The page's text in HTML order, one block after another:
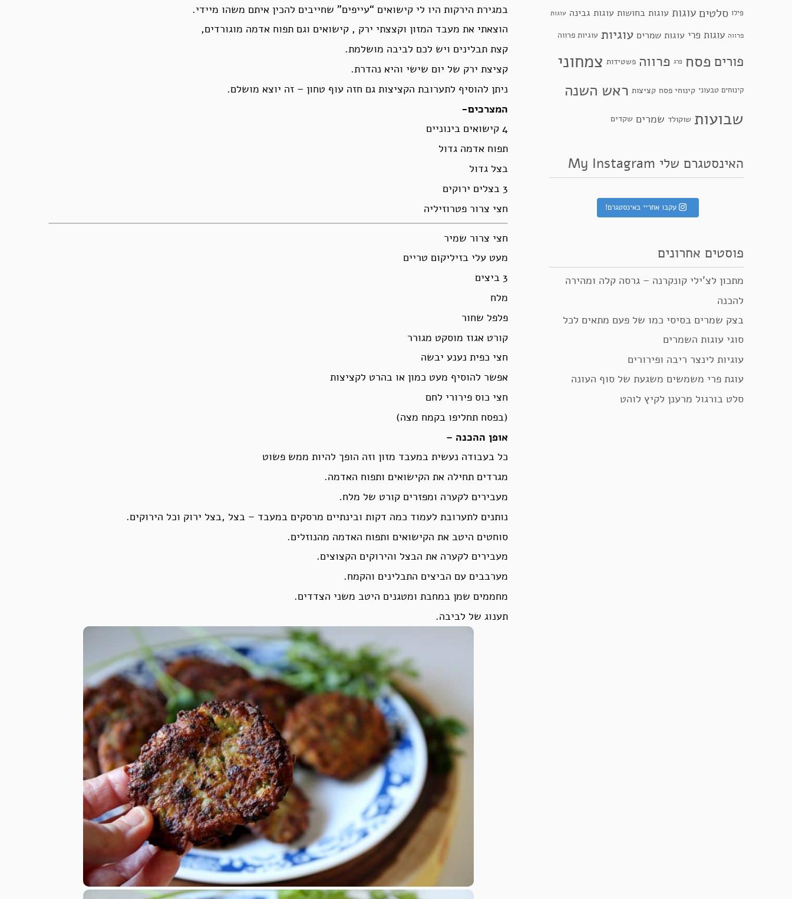
במגירת הירקות היו לי קישואים “עייפים” שחייבים להכין איתם משהו מיידי.
הוצאתי את מעבד המזון וקצצתי ירק , קישואים וגם תפוח אדמה מוגורדים,
קצת תבלינים ויש לכם לביבה מושלמת.
קציצת ירק של יום שישי והיא נהדרת.
ניתן להוסיף לתערובת הקציצות גם חזה עוף טחון – זה יוצא מושלם.
המצרכים-
4 קישואים בינוניים
תפוח אדמה גדול
בצל גדול
3 בצלים ירוקים
חצי צרור פטרוזיליה
חצי צרור שמיר
מעט עלי בזיליקום טריים
3 ביצים
מלח
פלפל שחור
קורט אגוז מוסקט מגורר
חצי כפית נענע יבשה
אפשר להוסיף מעט כמון או בהרט לקציצות
חצי כוס פירורי לחם
(בפסח תחליפו בקמח מצה)
אופן ההכנה –
כל בעבודה נעשית במעבד מזון וזה הופך להיות ממש פשוט
מגרדים תחילה את הקישואים ותפוח האדמה.
מעבירים לקערה ומפזרים קורט של מלח.
נותנים לתערובת לעמוד כמה דקות ובינתיים מרסקים במעבד – בצל ,בצל ירוק וכל הירוקים.
סוחטים היטב את הקישואים ותפוח האדמה מהנוזלים.
מעבירים לקערה את הבצל והירוקים הקצוצים.
מערבבים עם הביצים התבלינים והקמח.
מחממים שמן במחבת ומטגנים היטב משני הצדדים.
תענוג של לביבה.
פילו סלטים עוגות עוגות בחושות עוגות גבינה עוגות
פרווה עוגות פרי עוגות שמרים עוגיות עוגיות פרווה
פורים פסח פרג פרווה פשטידות צמחוני
קינוחים טבעוני קינוחי פסח קציצות ראש השנה
שבועות שוקולד שמרים שקדים
האינסטגרם שלי My Instagram
עקבו אחריי באינסטגרם!
פוסטים אחרונים
מתכון לצ’ילי קונקרנה – גרסה קלה ומהירה
להכנה
בצק שמרים בסיסי כמו של פעם מתאים לכל
סוגי עוגות השמרים
עוגיות לינצר ריבה ופירורים
עוגת פרי משמשים משגעת של סוף העונה
סלט בורגול מרענן לקיץ לוהט